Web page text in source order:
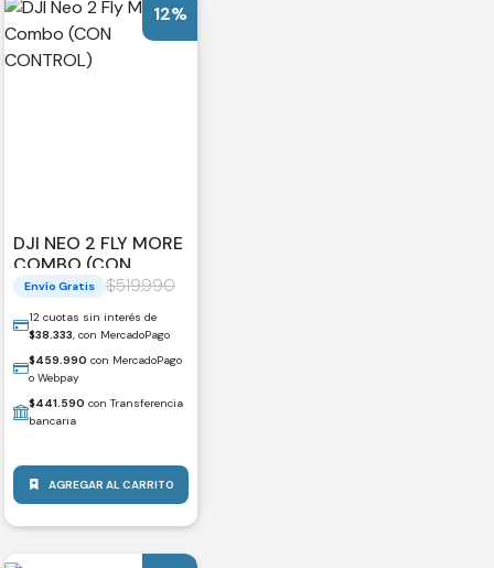
12%
DJI NEO 2 FLY MORE
COMBO (CON
CONTROL)$519.990
Envío Gratis
12 cuotas sin interés de
$38.333, con MercadoPago
$459.990 con MercadoPago
o Webpay
$441.590 con Transferencia
bancaria
AGREGAR AL CARRITO